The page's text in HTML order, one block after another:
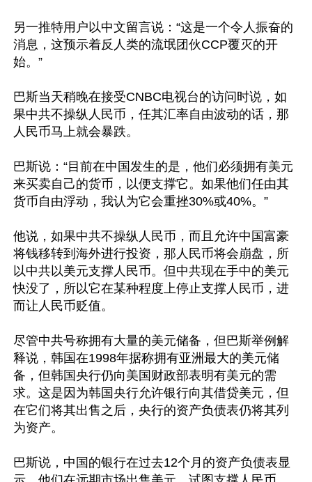
另一推特用户以中文留言说：“这是一个令人振奋的
消息，这预示着反人类的流氓团伙CCP覆灭的开
始。”
巴斯当天稍晚在接受CNBC电视台的访问时说，如
果中共不操纵人民币，任其汇率自由波动的话，那
人民币马上就会暴跌。
巴斯说：“目前在中国发生的是，他们必须拥有美元
来买卖自己的货币，以便支撑它。如果他们任由其
货币自由浮动，我认为它会重挫30%或40%。”
他说，如果中共不操纵人民币，而且允许中国富豪
将钱移转到海外进行投资，那人民币将会崩盘，所
以中共以美元支撑人民币。但中共现在手中的美元
快没了，所以它在某种程度上停止支撑人民币，进
而让人民币贬值。
尽管中共号称拥有大量的美元储备，但巴斯举例解
释说，韩国在1998年据称拥有亚洲最大的美元储
备，但韩国央行仍向美国财政部表明有美元的需
求。这是因为韩国央行允许银行向其借贷美元，但
在它们将其出售之后，央行的资产负债表仍将其列
为资产。
巴斯说，中国的银行在过去12个月的资产负债表显